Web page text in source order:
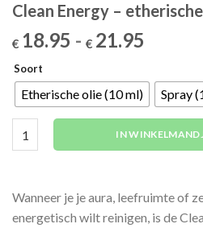
Clean Energy –
€ 18.95 - € 21.95
tot
Soort
Etherische olie (10 ml) Spray
IN
Wanneer je je aura, leefruimte of
energetisch wilt reinigen, is de